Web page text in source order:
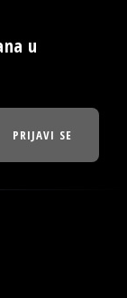
u
PRIJAVI SE